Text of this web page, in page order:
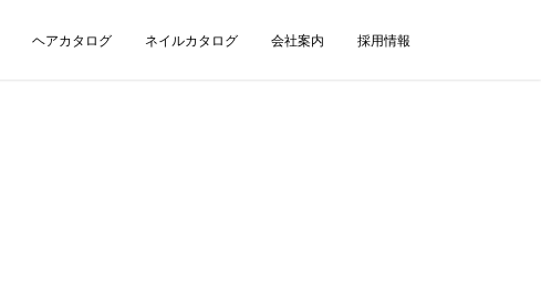
ヘアカタログ ネイルカタログ 会社案内 採用情報